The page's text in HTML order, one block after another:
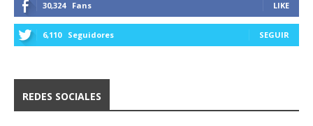
30,324 Fans LIKE
6,110 Seguidores SEGUIR
REDES SOCIALES